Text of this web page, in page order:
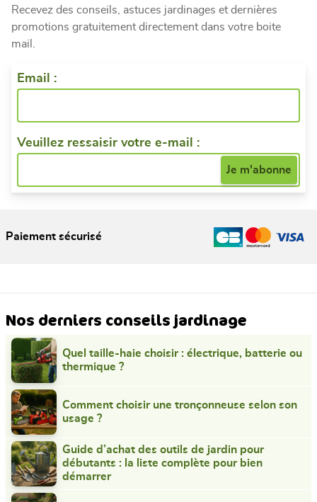
Recevez des conseils, astuces jardinages et dernières
promotions gratuitement directement dans votre boite
mail.
Email :
Veuillez ressaisir votre e-mail :
Paiement sécurisé
Nos derniers conseils jardinage
Quel taille-haie choisir : électrique, batterie ou
thermique ?
Comment choisir une tronçonneuse selon son
usage ?
Guide d’achat des outils de jardin pour
débutants : la liste complète pour bien
démarrer